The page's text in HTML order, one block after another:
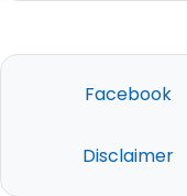
Facebook
Disclaimer